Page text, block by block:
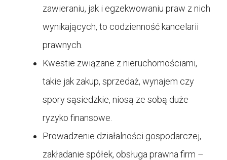
zawieraniu, jak i egzekwowaniu praw z nich
wynikających, to codzienność kancelarii
prawnych.
Kwestie związane z nieruchomościami,
takie jak zakup, sprzedaż, wynajem czy
spory sąsiedzkie, niosą ze sobą duże
ryzyko finansowe.
Prowadzenie działalności gospodarczej,
zakładanie spółek, obsługa prawna firm –